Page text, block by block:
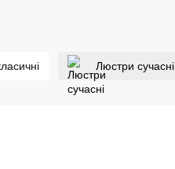
Люстри сучасні